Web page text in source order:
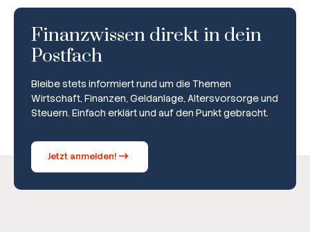
Finanzwissen direkt in dein
Postfach
Bleibe stets informiert rund um die Themen
Wirtschaft, Finanzen, Geldanlage, Altersvorsorge und
Steuern. Einfach erklärt und auf den Punkt gebracht.
Jetzt anmelden!